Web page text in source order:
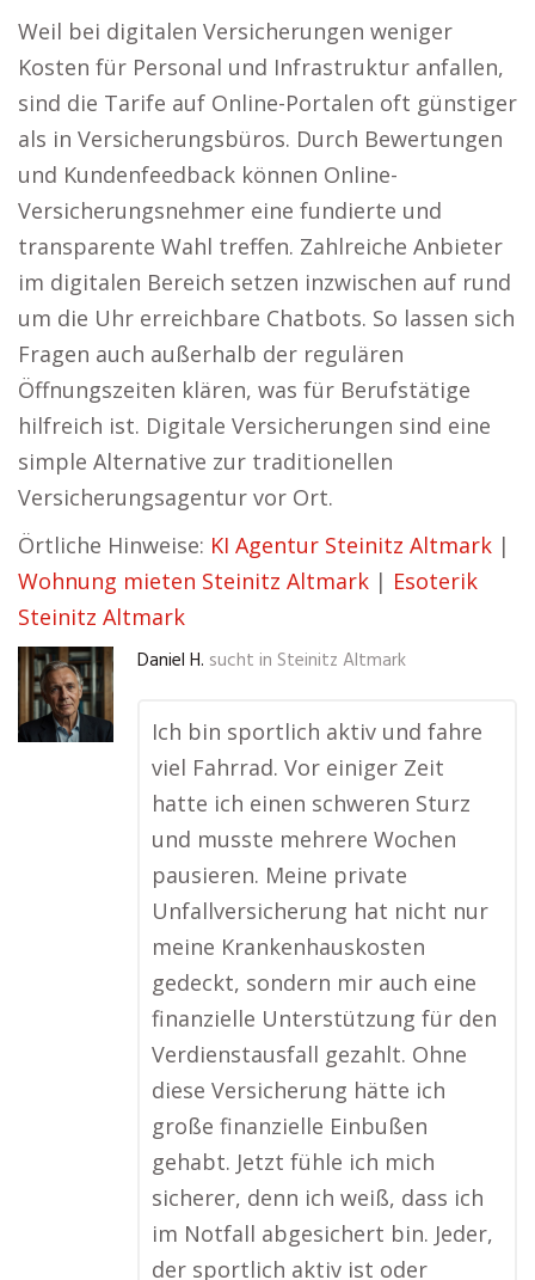
Weil bei digitalen Versicherungen weniger
Kosten für Personal und Infrastruktur anfallen,
sind die Tarife auf Online-Portalen oft günstiger
als in Versicherungsbüros. Durch Bewertungen
und Kundenfeedback können Online-
Versicherungsnehmer eine fundierte und
transparente Wahl treffen. Zahlreiche Anbieter
im digitalen Bereich setzen inzwischen auf rund
um die Uhr erreichbare Chatbots. So lassen sich
Fragen auch außerhalb der regulären
Öffnungszeiten klären, was für Berufstätige
hilfreich ist. Digitale Versicherungen sind eine
simple Alternative zur traditionellen
Versicherungsagentur vor Ort.
Örtliche Hinweise: KI Agentur Steinitz Altmark |
Wohnung mieten Steinitz Altmark | Esoterik
Steinitz Altmark
Daniel H. sucht in Steinitz Altmark
Ich bin sportlich aktiv und fahre
viel Fahrrad. Vor einiger Zeit
hatte ich einen schweren Sturz
und musste mehrere Wochen
pausieren. Meine private
Unfallversicherung hat nicht nur
meine Krankenhauskosten
gedeckt, sondern mir auch eine
finanzielle Unterstützung für den
Verdienstausfall gezahlt. Ohne
diese Versicherung hätte ich
große finanzielle Einbußen
gehabt. Jetzt fühle ich mich
sicherer, denn ich weiß, dass ich
im Notfall abgesichert bin. Jeder,
der sportlich aktiv ist oder